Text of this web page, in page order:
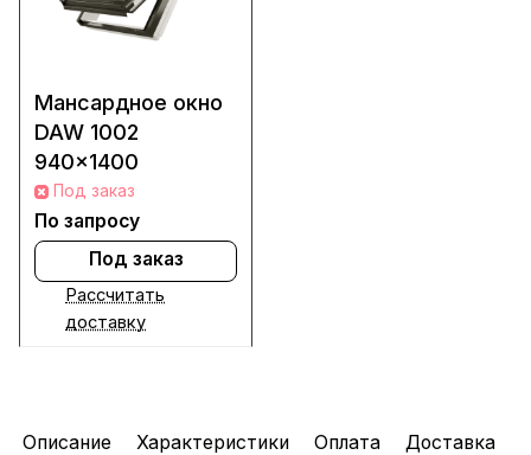
Мансардное окно
DAW 1002
940x1400
Под заказ
По запросу
Под заказ
Рассчитать
доставку
Описание Характеристики Оплата Доставка